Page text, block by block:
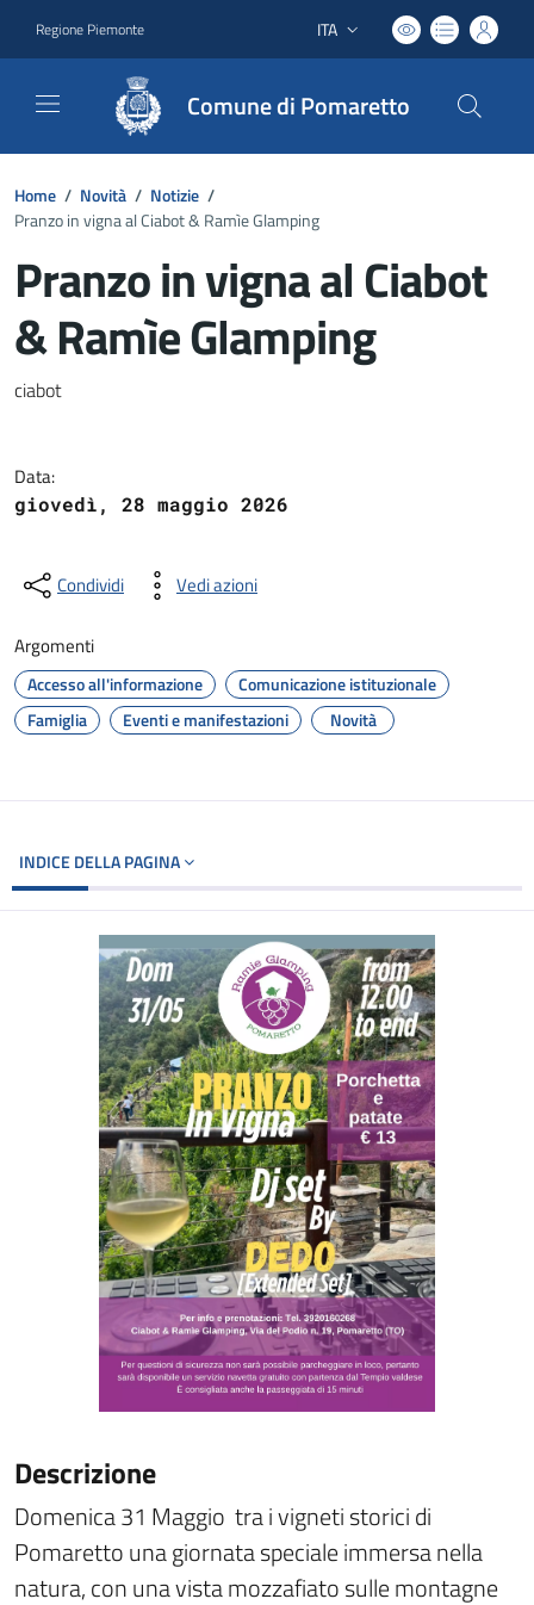
Regione Piemonte Lingua attiva:
ITA
Comune di Pomaretto
Home / Novità / Notizie /
Pranzo in vigna al Ciabot & Ramìe Glamping
Pranzo in vigna al Ciabot
& Ramìe Glamping
Dettagli del documento
ciabot
Data:
giovedì, 28 maggio 2026
Condividi Vedi azioni
Argomenti
Accesso all'informazione
Comunicazione istituzionale
Famiglia
Eventi e manifestazioni Novità
INDICE DELLA PAGINA
Descrizione
Domenica 31 Maggio tra i vigneti storici di
Pomaretto una giornata speciale immersa nella
natura, con una vista mozzafiato sulle montagne